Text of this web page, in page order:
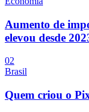
Aumento de
elevou desde
02
Brasil
Quem criou o